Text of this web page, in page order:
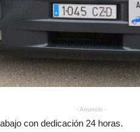
- Anuncio -
con dedicación 24 horas.